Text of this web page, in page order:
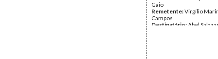
Gaio
Remetente:Virgílio
Campos
Destinatário: Abel